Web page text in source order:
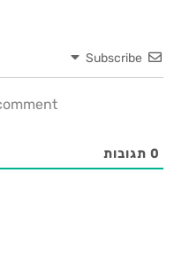
Subscribe
0 תגובות